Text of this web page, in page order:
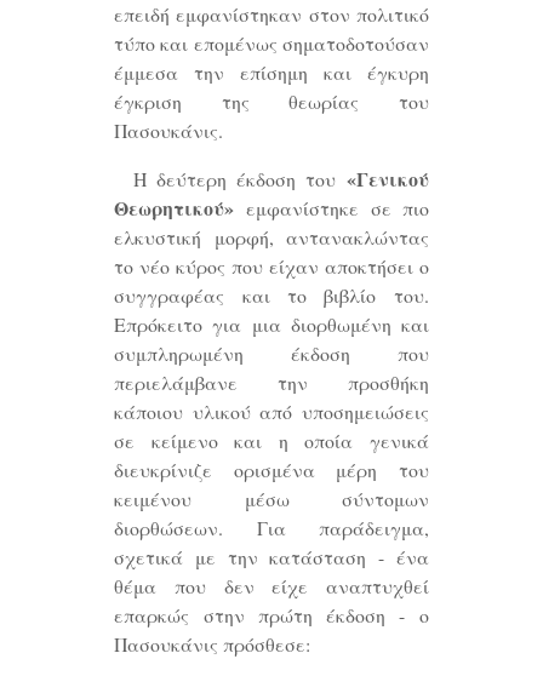
επειδή εμφανίστηκαν στον πολιτικό
τύπο και επομένως σηματοδοτούσαν
έμμεσα την επίσημη και έγκυρη
έγκριση της θεωρίας του
Πασουκάνις.
Η δεύτερη έκδοση του «Γενικού
Θεωρητικού» εμφανίστηκε σε πιο
ελκυστική μορφή, αντανακλώντας
το νέο κύρος που είχαν αποκτήσει ο
συγγραφέας και το βιβλίο του.
Επρόκειτο για μια διορθωμένη και
συμπληρωμένη έκδοση που
περιελάμβανε την προσθήκη
κάποιου υλικού από υποσημειώσεις
σε κείμενο και η οποία γενικά
διευκρίνιζε ορισμένα μέρη του
κειμένου μέσω σύντομων
διορθώσεων. Για παράδειγμα,
σχετικά με την κατάσταση - ένα
θέμα που δεν είχε αναπτυχθεί
επαρκώς στην πρώτη έκδοση - ο
Πασουκάνις πρόσθεσε: